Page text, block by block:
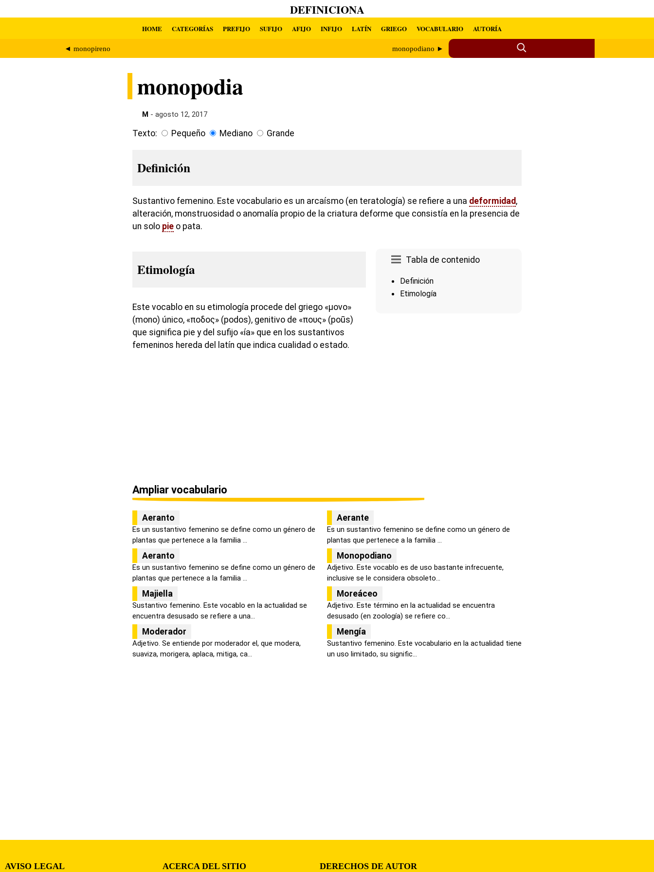
DEFINICIONA
HOME CATEGORÍAS PREFIJO SUFIJO AFIJO INFIJO LATÍN GRIEGO VOCABULARIO AUTORÍA
◄ monopireno monopodiano ►
monopodia
M - agosto 12, 2017
Texto: Pequeño Mediano Grande
Definición
Sustantivo femenino. Este vocabulario es un arcaísmo (en teratología) se refiere a una deformidad ,
alteración, monstruosidad o anomalía propio de la criatura deforme que consistía en la presencia de
un solo pie o pata.
Tabla de contenido
Definición
Etimología
Etimología
Este vocablo en su etimología procede del griego «μονο»
(mono) único, «ποδος» (podos), genitivo de «πους» (poūs)
que significa pie y del sufijo «ía» que en los sustantivos
femeninos hereda del latín que indica cualidad o estado.
Ampliar vocabulario
Aeranto
Es un sustantivo femenino se define como un género de
plantas que pertenece a la familia ...
Aerante
Es un sustantivo femenino se define como un género de
plantas que pertenece a la familia ...
Aeranto
Es un sustantivo femenino se define como un género de
plantas que pertenece a la familia ...
Monopodiano
Adjetivo. Este vocablo es de uso bastante infrecuente,
inclusive se le considera obsoleto...
Majiella
Sustantivo femenino. Este vocablo en la actualidad se
encuentra desusado se refiere a una...
Moreáceo
Adjetivo. Este término en la actualidad se encuentra
desusado (en zoología) se refiere co...
Moderador
Adjetivo. Se entiende por moderador el, que modera,
suaviza, morigera, aplaca, mitiga, ca...
Mengía
Sustantivo femenino. Este vocabulario en la actualidad tiene
un uso limitado, su signific...
AVISO LEGAL ACERCA DEL SITIO DERECHOS DE AUTOR